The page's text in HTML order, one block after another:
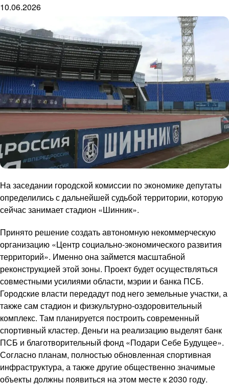
10.06.2026
На заседании городской комиссии по экономике депутаты
определились с дальнейшей судьбой территории, которую
сейчас занимает стадион «Шинник».
Принято решение создать автономную некоммерческую
организацию «Центр социально-экономического развития
территорий». Именно она займется масштабной
реконструкцией этой зоны. Проект будет осуществляться
совместными усилиями области, мэрии и банка ПСБ.
Городские власти передадут под него земельные участки, а
также сам стадион и физкультурно-оздоровительный
комплекс. Там планируется построить современный
спортивный кластер. Деньги на реализацию выделят банк
ПСБ и благотворительный фонд «Подари Себе Будущее».
Согласно планам, полностью обновленная спортивная
инфраструктура, а также другие общественно значимые
объекты должны появиться на этом месте к 2030 году.